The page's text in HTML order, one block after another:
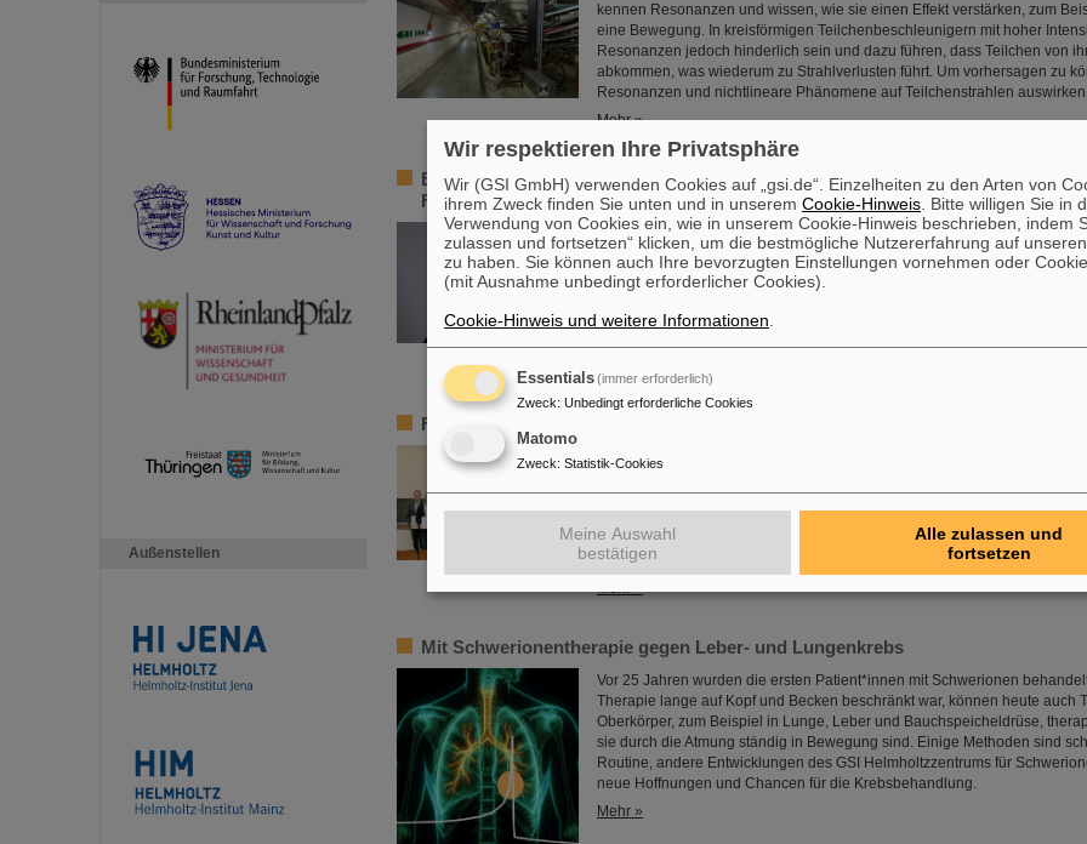
Außenstellen
kennen Resonanzen und wissen, wie sie einen Effekt verstärken, zum
eine Bewegung. In kreisförmigen Teilchenbeschleunigern mit hoher
Resonanzen jedoch hinderlich sein und dazu führen, dass Teilchen von
abkommen, was wiederum zu Strahlverlusten führt. Um vorhersagen zu
Resonanzen und nichtlineare Phänomene auf Teilchenstrahlen
Mehr »
Beratungsgremium des Bundes: Ministerin ernennt GSI-Forscherin
Fournier als stellvertretende Vorsitzende der Strahlenschutzkommission
Die große Expertise der Forschenden am GSI Helmholtzzentrum für
und am derzeit entstehenden Beschleunigerzentrum FAIR ist gefragt.
Claudia Fournier aus der GSI-Abteilung Biophysik von
zur stellvertretenden Vorsitzenden der Strahlenschutzkommission (SSK)
Gremium berät das Bundesministerium für Umwelt, Naturschutz, nukleare
FAIR-GENCO-Jahrestagung und Preisverleihung
Die diesjährige Jahrestagung der „FAIR-GSI Exotic Nuclei Community
Festkolloquium und der Preisträgersitzung gab es Gelegenheit zu
(Univ. Jyväskylä, Finnland) zum Thema „Präzisionsexperimente mit
Atomkernen“.
Mehr »
Mit Schwerionentherapie gegen Leber- und Lungenkrebs
Vor 25 Jahren wurden die ersten Patient*innen mit Schwerionen
Therapie lange auf Kopf und Becken beschränkt war, können heute auch
Oberkörper, zum Beispiel in Lunge, Leber und Bauchspeicheldrüse,
sie durch die Atmung ständig in Bewegung sind. Einige Methoden sind
Routine, andere Entwicklungen des GSI Helmholtzzentrums für
neue Hoffnungen und Chancen für die Krebsbehandlung.
Mehr »
Wir respektieren Ihre Privatsphäre
Wir (GSI GmbH) verwenden Cookies auf „gsi.de“. Einzelheiten zu den Arten von
ihrem Zweck finden Sie unten und in unserem Cookie-Hinweis . Bitte willigen Sie in
Verwendung von Cookies ein, wie in unserem Cookie-Hinweis beschrieben, indem
zulassen und fortsetzen“ klicken, um die bestmögliche Nutzererfahrung auf
zu haben. Sie können auch Ihre bevorzugten Einstellungen vornehmen oder
(mit Ausnahme unbedingt erforderlicher Cookies).
Cookie-Hinweis und weitere Informationen
Essentials(immer erforderlich)
Zweck: Unbedingt erforderliche Cookies
Matomo
Zweck: Statistik-Cookies
Meine Auswahl
bestätigen
Alle zulassen und
fortsetzen